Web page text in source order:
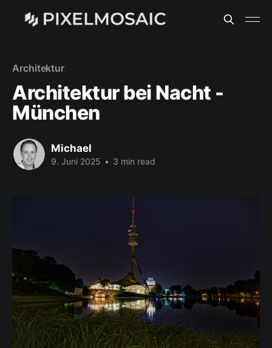
Architektur
Architektur bei Nacht -
München
Michael
9. Juni 2025 • 3 min read